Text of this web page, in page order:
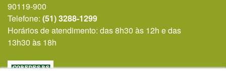
90119-900
Telefone: (51) 3288-1299
Horários de atendimento: das 8h30 às 12h e das
13h30 às 18h